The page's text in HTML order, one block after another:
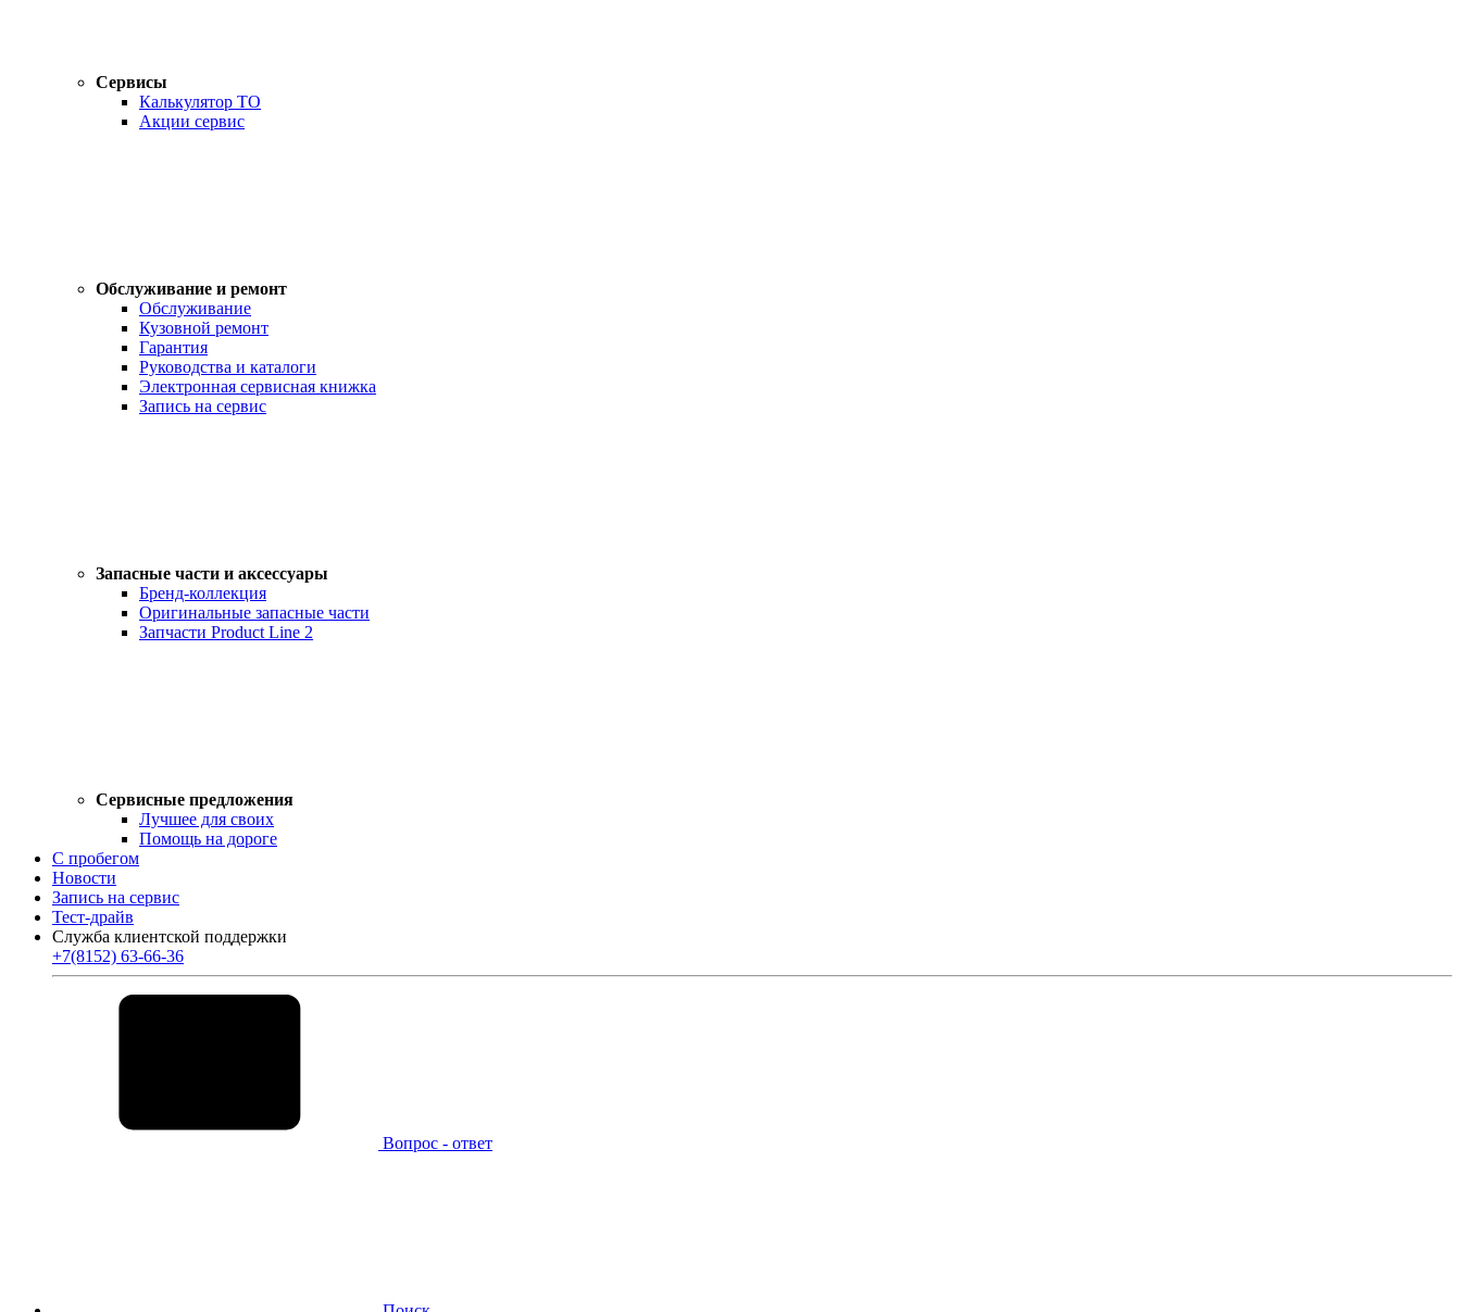
Сервисы
Калькулятор ТО
Акции сервис
Обслуживание и ремонт
Обслуживание
Кузовной ремонт
Гарантия
Руководства и каталоги
Электронная сервисная книжка
Запись на сервис
Запасные части и аксессуары
Бренд-коллекция
Оригинальные запасные части
Запчасти Product Line 2
Сервисные предложения
Лучшее для своих
Помощь на дороге
С пробегом
Новости
Запись на сервис
Тест-драйв
Служба клиентской поддержки
+7(8152) 63-66-36
Вопрос - ответ